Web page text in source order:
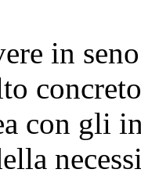
seno
con gli